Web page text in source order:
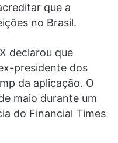
que a
no Brasil.
declarou que
presidente dos
da aplicação. O
maio durante um
do Financial Times